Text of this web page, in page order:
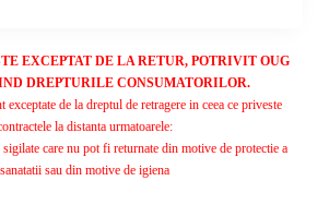
EXCEPTAT DE LA RETUR, POTRIVIT OUG
DREPTURILE CONSUMATORILOR.
de la dreptul de retragere in ceea ce priveste
la distanta urmatoarele:
care nu pot fi returnate din motive de protectie a
sanatatii sau din motive de igiena